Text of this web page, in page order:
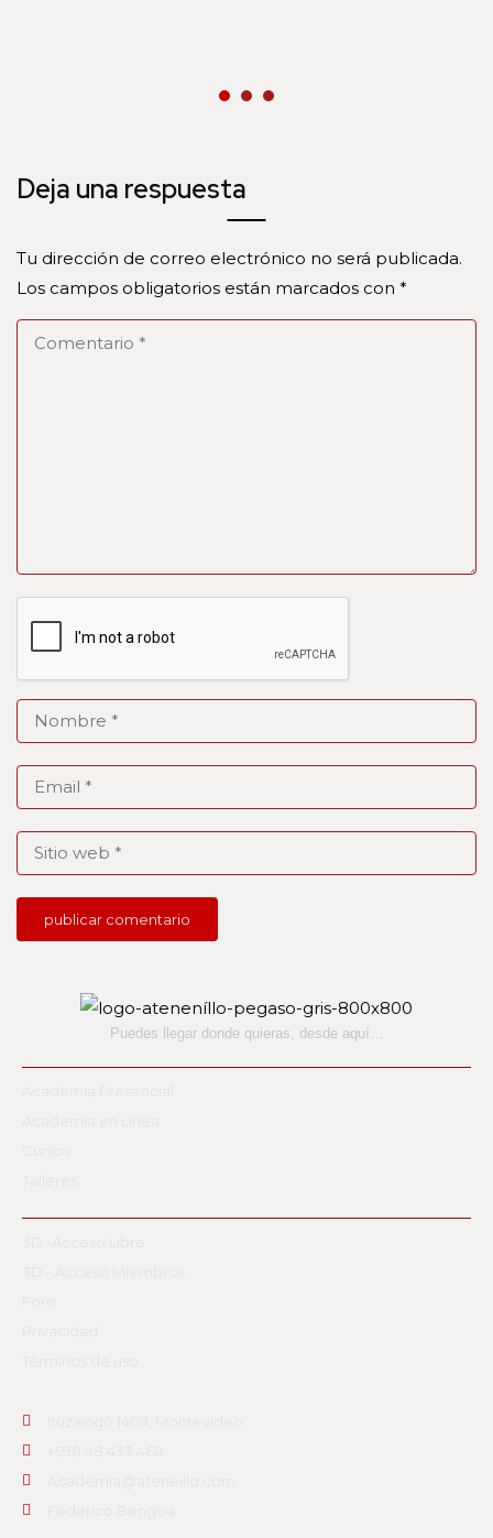
Deja una respuesta
Tu dirección de correo electrónico no será publicada.
Los campos obligatorios están marcados con *
Puedes llegar donde quieras, desde aquí…